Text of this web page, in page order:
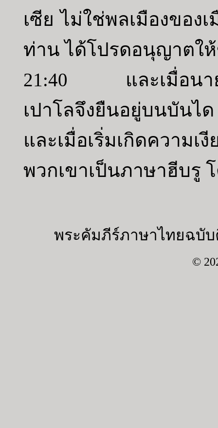
เซีย ไม่ใช่พลเมืองของ
ท่าน ได้โปรดอนุญาตใ
21:40 และเมื่อนาย
เปาโลจึงยืนอยู่บนบั
และเมื่อเริ่มเกิดความ
พวกเขาเป็นภาษาฮีบรู
พระคัมภีร์ภาษาไทยฉบับ
©